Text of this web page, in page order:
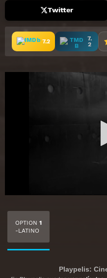
Twitter
7.2
7.
2
OPTION 1
-LATINO
Playpelis: